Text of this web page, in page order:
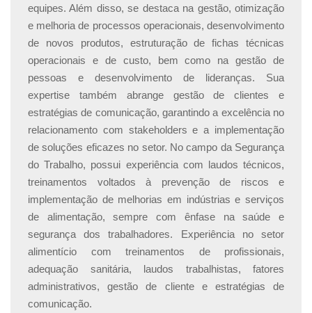
O nosso Curso de Alimentação e Hipertrofia online foi
planejado para ter uma duração de 35 horas-aula. Mas
olha que bacana, como nossa plataforma é digital,
pode fazer o curso no seu ritmo, a qualquer hora e
em qualquer lugar
. Só precisa estar conectado à
internet, ok?
Como obter o certificado de conclusão
do curso?
Para obter o seu certificado, é bastante simples!Basta
realizar o curso por completo e obter uma nota igual
ou superior a 6.0 na avaliação final. Uma vez que
você tenha alcançado esse resultado, você poderá
solicitar o seu certificado.
O valor do investimento para a emissão do certificado é
equipes. Além disso, se destaca na gestão, otimização
e melhoria de processos operacionais, desenvolvimento
de novos produtos, estruturação de fichas técnicas
operacionais e de custo, bem como na gestão de
pessoas e desenvolvimento de lideranças. Sua
expertise também abrange gestão de clientes e
estratégias de comunicação, garantindo a excelência no
relacionamento com stakeholders e a implementação
de soluções eficazes no setor. No campo da Segurança
do Trabalho, possui experiência com laudos técnicos,
treinamentos voltados à prevenção de riscos e
implementação de melhorias em indústrias e serviços
de alimentação, sempre com ênfase na saúde e
segurança dos trabalhadores. Experiência no setor
alimentício com treinamentos de profissionais,
adequação sanitária, laudos trabalhistas, fatores
administrativos, gestão de cliente e estratégias de
comunicação.